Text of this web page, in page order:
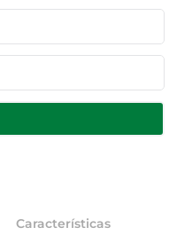
Características